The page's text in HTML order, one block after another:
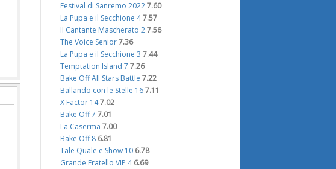
Festival di Sanremo 2022 7.60
La Pupa e il Secchione 47.57
Il Cantante Mascherato 2 7.56
The Voice Senior 7.36
La Pupa e il Secchione 3 7.44
Temptation Island 7 7.26
Bake Off All Stars Battle 7.22
Ballando con le Stelle 16 7.11
X Factor 147.02
Bake Off 7 7.01
La Caserma 7.00
Bake Off 8 6.81
Tale Quale e Show 10 6.78
Grande Fratello VIP 4 6.69